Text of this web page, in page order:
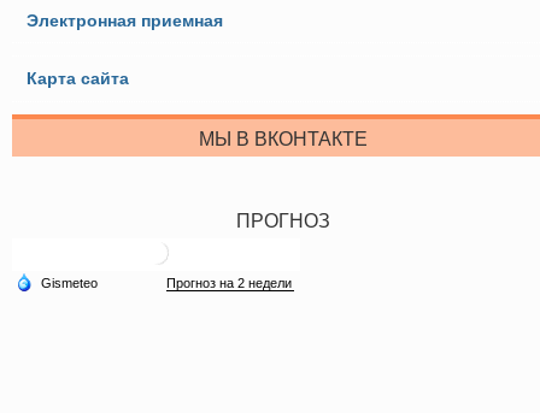
Электронная приемная
Карта сайта
МЫ В ВКОНТАКТЕ
ПРОГНОЗ